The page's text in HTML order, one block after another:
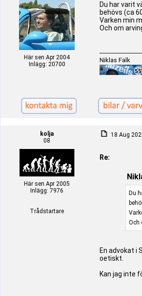
Här sen Apr 2004
Inlägg: 20700
Du har varit
behövs (ca
Varken min
Och om
Niklas Falk
kolja
08
Här sen Apr 2005
Inlägg: 7976
Trådstartare
18 Aug
Re:
Du
Och
En advokat i
oetiskt.
Kan jag inte